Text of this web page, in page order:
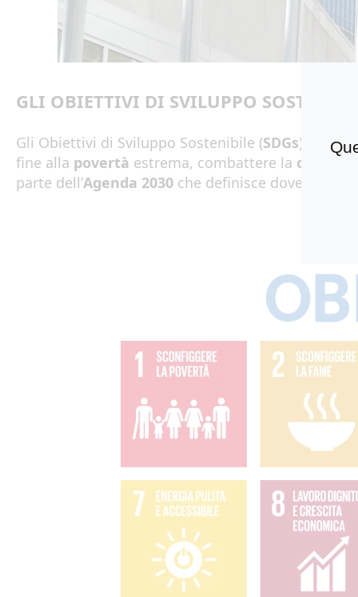
GLI OBIETTIVI DI SVILUPPO
Gli Obiettivi di Sviluppo Sostenibile (SDGs) sono
fine alla povertà estrema, combattere la
parte dell’Agenda 2030 che definisce dove